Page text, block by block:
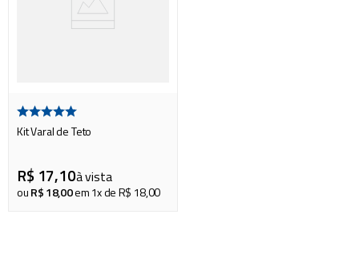
Kit Varal de Teto
R$ 17,10à vista
ouR$18,00em1x deR$ 18,00